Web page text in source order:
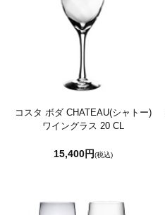
コスタ ボダ CHATEAU(シャトー)
ワイングラス 20 CL
15,400円(税込)